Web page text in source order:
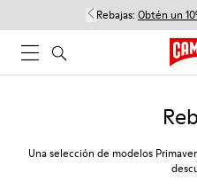
Rebajas: Obtén un
Una selección de modelos